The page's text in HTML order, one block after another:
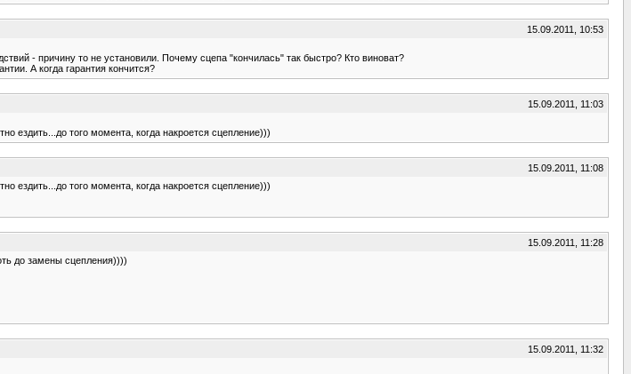
15.09.2011, 10:53
- причину то не установили. Почему сцепа "кончилась" так быстро? Кто виноват?
А когда гарантия кончится?
15.09.2011, 11:03
ездить...до того момента, когда накроется сцепление)))
15.09.2011, 11:08
ездить...до того момента, когда накроется сцепление)))
15.09.2011, 11:28
до замены сцепления))))
15.09.2011, 11:32